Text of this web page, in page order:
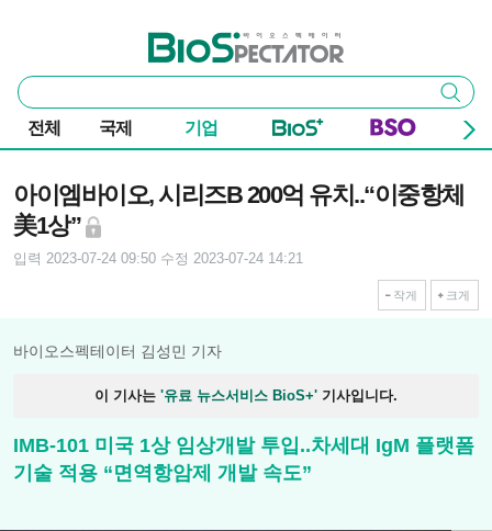
바이오스펙테이터
통
합
검
색
검색
전체 국제 기업
아이엠바이오, 시리즈B 200억 유치..“이중항체
美1상”
입력 2023-07-24 09:50 수정 2023-07-24 14:21
작게 크게
바이오스펙테이터 김성민 기자
이 기사는 '유료 뉴스서비스 BioS+' 기사입니다.
IMB-101 미국 1상 임상개발 투입..차세대 IgM 플랫폼
기술 적용 “면역항암제 개발 속도”